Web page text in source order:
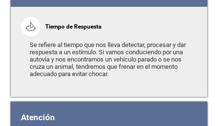
Tiempo de Respuesta
Se refiere al tiempo que nos lleva detectar, procesar y dar
respuesta a un estímulo. Si vamos conduciendo por una
autovía y nos encontramos un vehículo parado o se nos
cruza un animal, tendremos que frenar en el momento
adecuado para evitar chocar.
Atención